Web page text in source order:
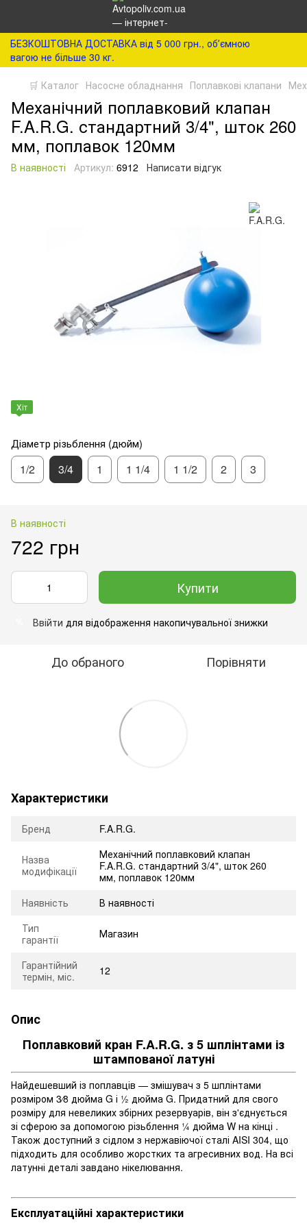
БЕЗКОШТОВНА ДОСТАВКА від 5 000 грн., обʼємною
вагою не більше 30 кг.
🛒 Каталог Насосне обладнання Поплавкові клапани
Механічний поплавковий клапан
F.A.R.G. стандартний 3/4", шток 260
мм, поплавок 120мм
В наявності Артикул: 6912 Написати відгук
Хіт
Діаметр різьблення (дюйм)
1/2 3/4 1 1 1/4 1 1/2 2 3
В наявності
722 грн
Купити
Ввійти для відображення накопичувальної знижки
До обраного Порівняти
Характеристики
Бренд F.A.R.G.
Назва
модифікації
Механічний поплавковий клапан
F.A.R.G. стандартний 3/4", шток 260
мм, поплавок 120мм
Наявність
В наявності
Тип
гарантії
Магазин
Гарантійний
термін, міс.
12
Опис
Поплавковий кран F.A.R.G. з 5 шплінтами із
штампованої латуні
Найдешевший із поплавців — змішувач з 5 шплінтами
розміром 3⁄8 дюйма G і 1⁄2 дюйма G. Придатний для свого
розміру для невеликих збірних резервуарів, він з'єднується
зі сферою за допомогою різьблення 1⁄4 дюйма W на кінці .
Також доступний з сідлом з нержавіючої сталі AISI 304, що
підходить для особливо жорстких та агресивних вод. На всі
латунні деталі завдано нікелювання.
Експлуатаційні характеристики